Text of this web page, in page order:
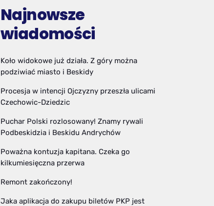
Najnowsze
wiadomości
Koło widokowe już działa. Z góry można
podziwiać miasto i Beskidy
Procesja w intencji Ojczyzny przeszła ulicami
Czechowic-Dziedzic
Puchar Polski rozlosowany! Znamy rywali
Podbeskidzia i Beskidu Andrychów
Poważna kontuzja kapitana. Czeka go
kilkumiesięczna przerwa
Remont zakończony!
Jaka aplikacja do zakupu biletów PKP jest